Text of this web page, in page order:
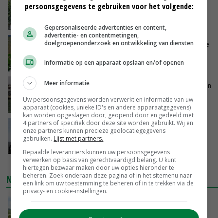
Schaalvergroting zet door in Nederlandse
komkommerteelt
Zeer lage Rijnaanvoer komt bovenop droogste
VANDAAG, 13:55
Brittany Ferries stopt met veetransport tussen
Ierland en Frankrijk
VANDAAG, 13:46
Waarschuwing moet
grondwateronttrekkingsverbod in Limburg
VANDAAG, 13:37
NIEUWSTE VIDEO'S
POAH!: John Deere 7730
persoonsgegevens te gebruiken voor het volgende:
Gepersonaliseerde advertenties en content,
advertentie- en contentmetingen,
doelgroepenonderzoek en ontwikkeling van diensten
Informatie op een apparaat opslaan en/of openen
Meer informatie
Uw persoonsgegevens worden verwerkt en informatie van uw
apparaat (cookies, unieke ID's en andere apparaatgegevens)
kan worden opgeslagen door, geopend door en gedeeld met
4 partners of specifiek door deze site worden gebruikt. Wij en
onze partners kunnen precieze geolocatiegegevens
gebruiken. Lijst met partners.
Bepaalde leveranciers kunnen uw persoonsgegevens
verwerken op basis van gerechtvaardigd belang. U kunt
hiertegen bezwaar maken door uw opties hieronder te
beheren. Zoek onderaan deze pagina of in het sitemenu naar
een link om uw toestemming te beheren of in te trekken via de
privacy- en cookie-instellingen.